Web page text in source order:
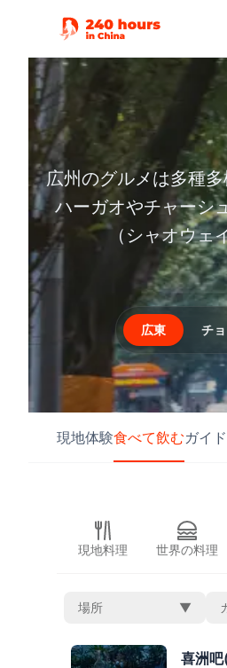
広州のグルメは多種
ハーガオやチャーシ
（シャオウェ
広東 チ
現地体験食べて飲むガイ
現地料理 世界の料理
場所 ▼
喜洲